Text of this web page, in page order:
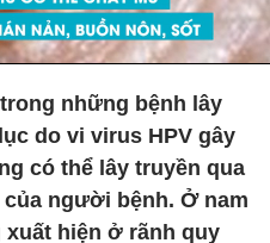
những bệnh lây
do vi virus HPV gây
có thể lây truyền qua
người bệnh. Ở nam
hiện ở rãnh quy